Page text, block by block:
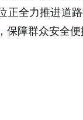
正全力推进道
保障群众安全便